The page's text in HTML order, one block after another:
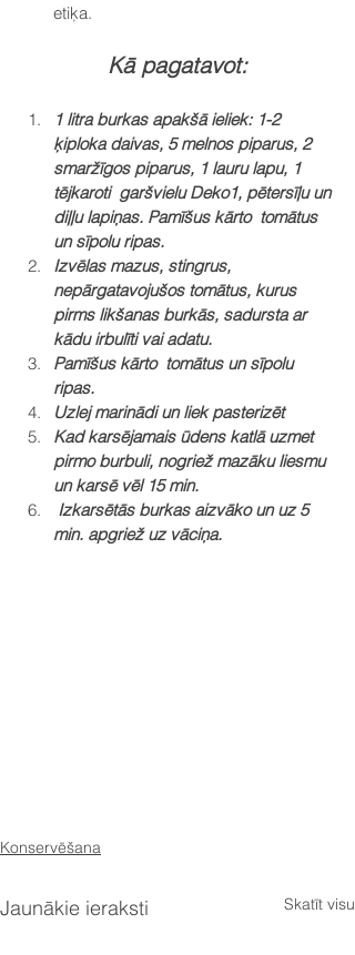
etiķa.
Kā pagatavot:
1 litra burkas apakšā ieliek: 1-2
ķiploka daivas, 5 melnos piparus, 2
smaržīgos piparus, 1 lauru lapu, 1
tējkaroti  garšvielu Deko1, pētersīļu un
diļļu lapiņas. Pamīšus kārto  tomātus
un sīpolu ripas.
Izvēlas mazus, stingrus,
nepārgatavojušos tomātus, kurus
pirms likšanas burkās, sadursta ar
kādu irbulīti vai adatu.
Pamīšus kārto  tomātus un sīpolu
ripas.
Uzlej marinādi un liek pasterizēt
Kad karsējamais ūdens katlā uzmet
pirmo burbuli, nogriež mazāku liesmu
un karsē vēl 15 min.
Izkarsētās burkas aizvāko un uz 5
min. apgriež uz vāciņa.
Konservēšana
Jaunākie ieraksti Skatīt visu